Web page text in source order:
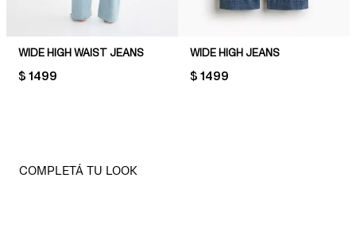
WIDE HIGH WAIST JEANS
PRICE:
$ 1499
WIDE HIGH JEANS
PRICE:
$ 1499
COMPLETÁ TU LOOK